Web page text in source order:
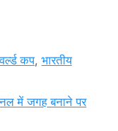
कप,भारतीय
में जगह बनाने पर